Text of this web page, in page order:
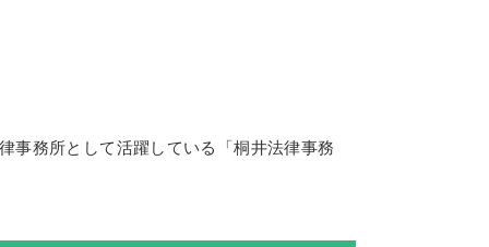
事務所として活躍している「桐井法律事務